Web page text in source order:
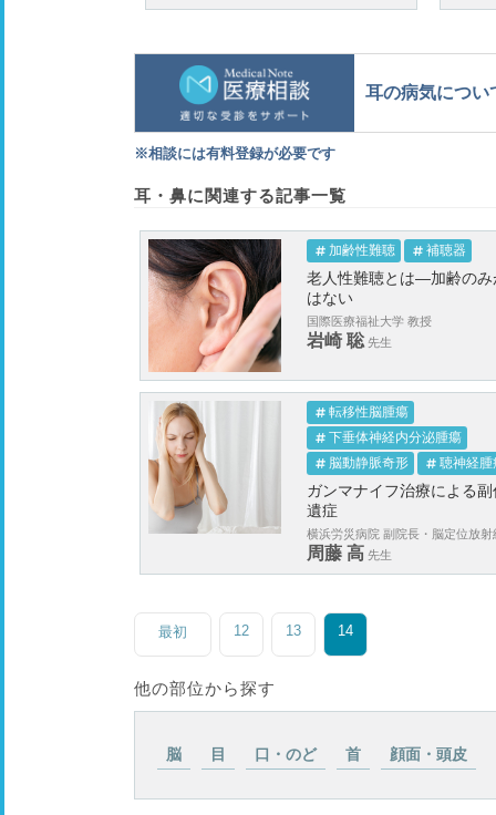
耳の病気につい
※相談には有料登録が必要です
耳・鼻に関連する記事一覧
加齢性難聴 補聴器
老人性難聴とは―加齢のみ
はない
国際医療福祉大学 教授
岩崎 聡 先生
転移性脳腫瘍
下垂体神経内分泌腫瘍
脳動静脈奇形
聴神経腫
ガンマナイフ治療による
遺症
横浜労災病院 副院長・脳定位放射
周藤 高 先生
最初 12 13 14
他の部位から探す
脳 目 口・のど 首 顔面・頭皮